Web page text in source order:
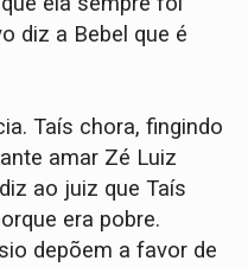
diz a Bebel que é
Taís chora, fingindo
amar Zé Luiz
ao juiz que Taís
era pobre.
depõem a favor de